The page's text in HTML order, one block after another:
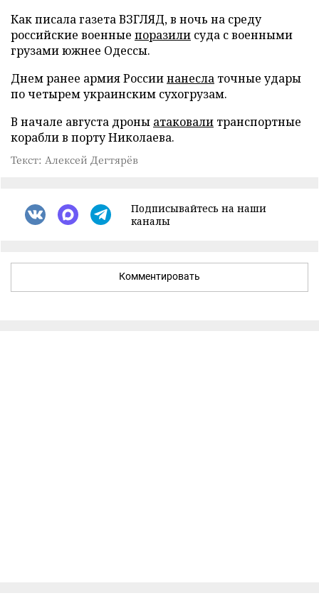
Как писала газета ВЗГЛЯД, в ночь на среду
российские военные поразили суда с военными
грузами южнее Одессы.
Днем ранее армия Россиинанесла точные удары
по четырем украинским сухогрузам.
В начале августа дроны атаковали транспортные
корабли в порту Николаева.
Текст: Алексей Дегтярёв
Подписывайтесь на наши
каналы
Комментировать